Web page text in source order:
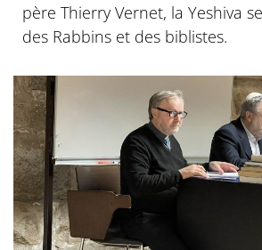
père Thierry Vernet, la Yeshiva
des Rabbins et des biblistes.